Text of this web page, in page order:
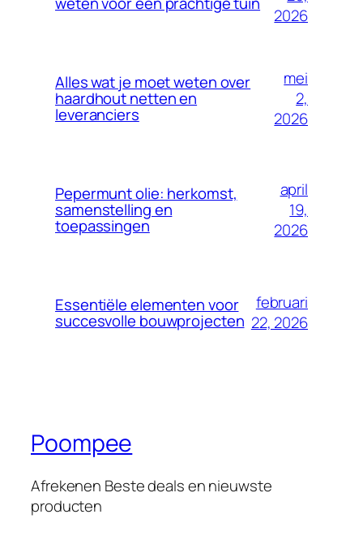
2026
Alles wat je moet weten over
haardhout netten en
leveranciers
mei
2,
2026
Pepermunt olie: herkomst,
samenstelling en
toepassingen
april
19,
2026
Essentiële elementen voor
succesvolle bouwprojecten
februari
22, 2026
Poompee
Afrekenen Beste deals en nieuwste
producten